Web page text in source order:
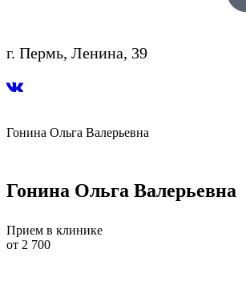
г. Пермь, Ленина, 39
Гонина Ольга Валерьевна
Гонина Ольга Валерьевна
Прием в клинике
от 2 700